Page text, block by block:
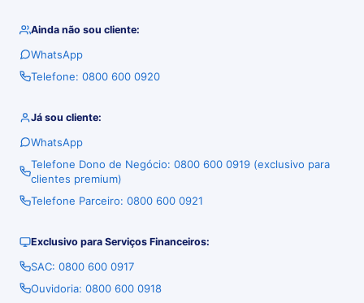
Ainda não sou cliente:
WhatsApp
Telefone: 0800 600 0920
Já sou cliente:
WhatsApp
Telefone Dono de Negócio: 0800 600 0919 (exclusivo para
clientes premium)
Telefone Parceiro: 0800 600 0921
Exclusivo para Serviços Financeiros:
SAC: 0800 600 0917
Ouvidoria: 0800 600 0918